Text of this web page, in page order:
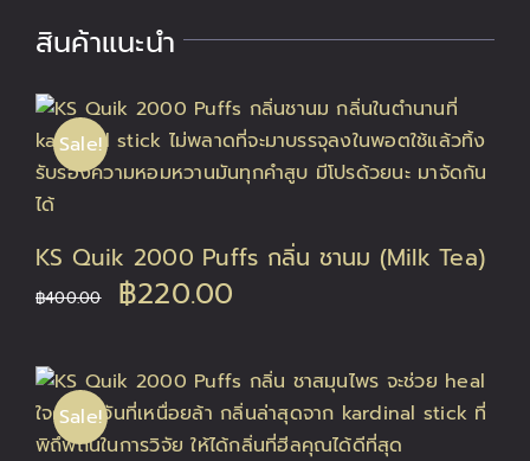
สินค้าแนะนำ
Sale!
KS Quik 2000 Puffs กลิ่น ชานม (Milk Tea)
฿400.00
Original
was:
฿400.00.
฿220.00
is:
฿220.00.
Sale!